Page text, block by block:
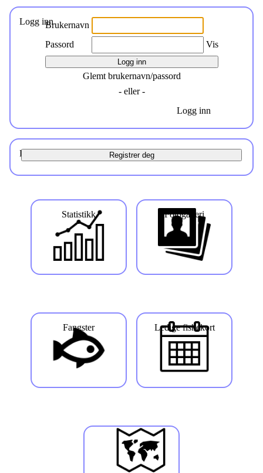
Logg innBrukernavn
Passord
Vis
Glemt brukernavn/passord
- eller -
Logg inn
Registrer deg Registrer deg
Statistikk Fotogalleri
Fangster Ledige fiskekort